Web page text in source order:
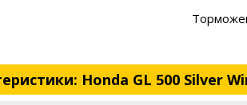
Honda GL 500 Silver